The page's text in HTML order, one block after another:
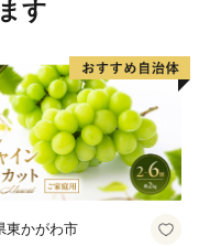
す
東かがわ市